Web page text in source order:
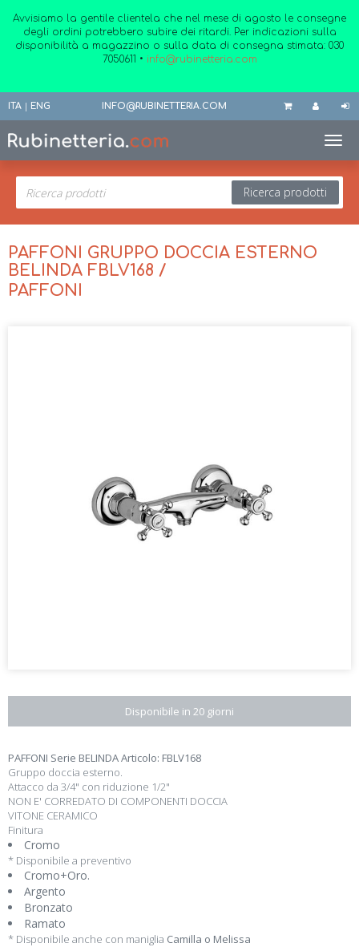
Avvisiamo la gentile clientela che nel mese di agosto le consegne
degli ordini potrebbero subire dei ritardi. Per indicazioni sulla
disponibilità a magazzino o sulla data di consegna stimata: 030
7050611 • info@rubinetteria.com
ITA | ENG INFO@RUBINETTERIA.COM
Ricerca prodotti
PAFFONI GRUPPO DOCCIA ESTERNO
BELINDA FBLV168 /
PAFFONI
Disponibile in 20 giorni
PAFFONI Serie BELINDA Articolo: FBLV168
Gruppo doccia esterno.
Attacco da 3/4" con riduzione 1/2"
NON E' CORREDATO DI COMPONENTI DOCCIA
VITONE CERAMICO
Finitura
Cromo
* Disponibile a preventivo
Cromo+Oro.
Argento
Bronzato
Ramato
* Disponibile anche con maniglia Camilla o Melissa